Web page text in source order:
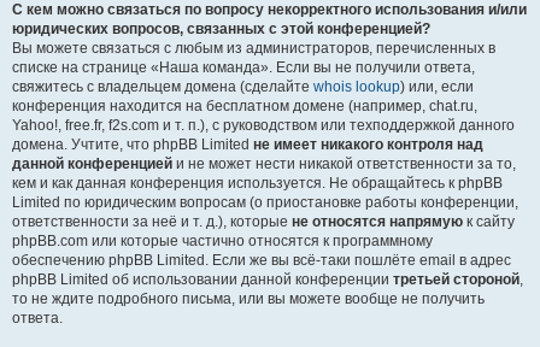
С кем можно связаться по вопросу некорректного использования и/или
юридических вопросов, связанных с этой конференцией?
Вы можете связаться с любым из администраторов, перечисленных в
списке на странице «Наша команда». Если вы не получили ответа,
свяжитесь с владельцем домена (сделайте whois lookup) или, если
конференция находится на бесплатном домене (например, chat.ru,
Yahoo!, free.fr, f2s.com и т. п.), с руководством или техподдержкой данного
домена. Учтите, что phpBB Limited не имеет никакого контроля над
данной конференцией и не может нести никакой ответственности за то,
кем и как данная конференция используется. Не обращайтесь к phpBB
Limited по юридическим вопросам (о приостановке работы конференции,
ответственности за неё и т. д.), которые не относятся напрямую к сайту
phpBB.com или которые частично относятся к программному
обеспечению phpBB Limited. Если же вы всё-таки пошлёте email в адрес
phpBB Limited об использовании данной конференции третьей стороной,
то не ждите подробного письма, или вы можете вообще не получить
ответа.